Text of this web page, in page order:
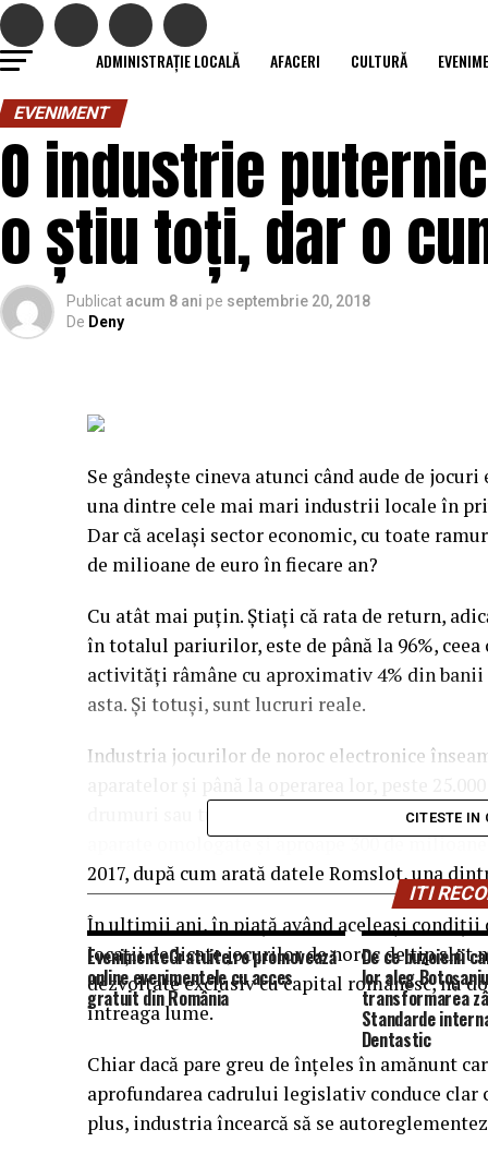
ADMINISTRAȚIE LOCALĂ AFACERI CULTURĂ
EVENIMENT
O industrie
o știu toți, dar o
Publicat acum 8 ani pe septembrie 20, 2018
De Deny
Se gândeşte cineva atunci când aude de
una dintre cele mai mari industrii locale în
Dar că acelaşi sector economic, cu toate
de milioane de euro în fiecare an?
Cu atât mai puţin. Știaţi că rata de return,
în totalul pariurilor, este de până la 96%,
activităţi râmâne cu aproximativ 4% din banii
asta. Și totuşi, sunt lucruri reale.
Industria jocurilor de noroc electronice
drumuri sau turism) şi un număr mai mare
aparate omologate şi aproape 300 de
2017, după cum arată datele Romslot, una
În ultimii ani, în piaţă având aceleaşi condiţii
locaţii dedicate jocurilor de noroc de tip slot
dezvoltate exclusiv cu capital românesc, nu
întreaga lume.
Chiar dacă pare greu de înţeles în amănunt
aprofundarea cadrului legislativ conduce
plus, industria încearcă să se
CITESTE IN
ITI
EvenimenteGratuite.ro promovează
online evenimentele cu acces
gratuit din România
De ce buzoienii
lor aleg
transformarea
Standarde
Dentastic